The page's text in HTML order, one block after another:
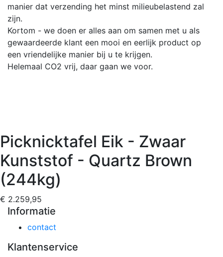
manier dat verzending het minst milieubelastend zal
zijn.
Kortom - we doen er alles aan om samen met u als
gewaardeerde klant een mooi en eerlijk product op
een vriendelijke manier bij u te krijgen.
Helemaal CO2 vrij, daar gaan we voor.
Picknicktafel Eik - Zwaar
Kunststof - Quartz Brown
(244kg)
€ 2.259,95
Informatie
contact
Klantenservice